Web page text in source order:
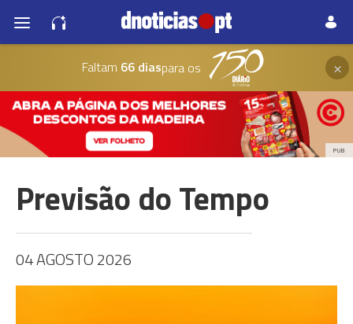
Faltam 66 diaspara os ×
PUB
Previsão do Tempo
04 AGOSTO 2026